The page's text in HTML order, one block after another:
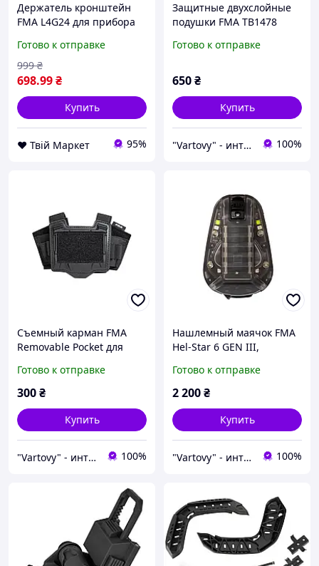
Держатель кронштейн
FMA L4G24 для прибора
шлеме Черный D8-2026
Готово к отправке
698.99₴
999 ₴
Купить
❤️ Твій Маркет 95%
Защитные двухслойные
подушки FMA TB1478
MICH, ACH, Черный,
Готово к отправке
650₴
Купить
"Vartovy" - интернет-магазин 100%
Съемный карман FMA
Removable Pocket для
Подсумок для
батарейного блока
Готово к отправке
300₴
Купить
"Vartovy" - интернет-магазин 100%
Нашлемный маячок FMA
Hel-Star 6 GEN III,
Инфракрасный
Готово к отправке
2 200₴
Купить
"Vartovy" - интернет-магазин 100%